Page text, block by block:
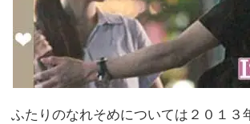
ふたりのなれそめについては２０１３